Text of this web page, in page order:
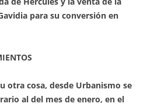
para su conversión en
otra cosa, desde Urbanismo se
al del mes de enero, en el